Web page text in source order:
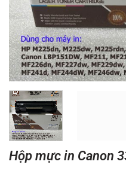
Hộp mực in Canon